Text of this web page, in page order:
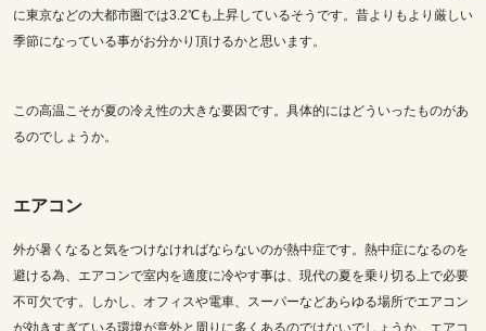
に東京などの大都市圏では3.2℃も上昇しているそうです。昔よりもより厳しい
季節になっている事がお分かり頂けるかと思います。
この高温こそが夏の冷え性の大きな要因です。具体的にはどういったものがあ
るのでしょうか。
エアコン
外が暑くなると気をつけなければならないのが熱中症です。熱中症になるのを
避ける為、エアコンで室内を適度に冷やす事は、現代の夏を乗り切る上で必要
不可欠です。しかし、オフィスや電車、スーパーなどあらゆる場所でエアコン
が効きすぎている環境が意外と周りに多くあるのではないでしょうか。エアコ